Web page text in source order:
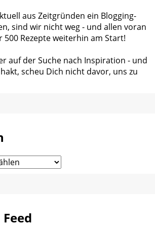
aus Zeitgründen ein Blogging-
sind wir nicht weg - und allen voran
Rezepte weiterhin am Start!
auf der Suche nach Inspiration - und
scheu Dich nicht davor, uns zu